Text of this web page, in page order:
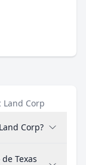
Land Corp
Corp?
Texas